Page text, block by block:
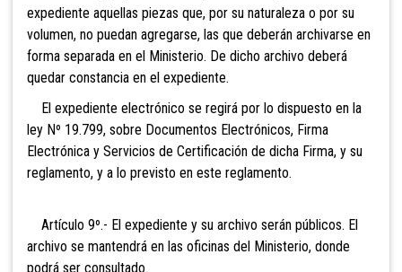
expediente aquellas piezas que, por su naturaleza o por su
volumen, no puedan agregarse, las que deberán archivarse en
forma separada en el Ministerio. De dicho archivo deberá
quedar constancia en el expediente.
El expediente electrónico se regirá por lo dispuesto en la
ley Nº 19.799, sobre Documentos Electrónicos, Firma
Electrónica y Servicios de Certificación de dicha Firma, y su
reglamento, y a lo previsto en este reglamento.
Artículo 9º.- El expediente y su archivo serán públicos. El
archivo se mantendrá en las oficinas del Ministerio, donde
podrá ser consultado.